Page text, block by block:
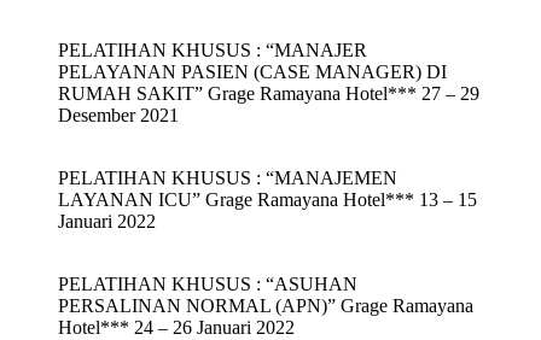
PELATIHAN KHUSUS : “MANAJER
PELAYANAN PASIEN (CASE MANAGER) DI
RUMAH SAKIT” Grage Ramayana Hotel*** 27 – 29
Desember 2021
PELATIHAN KHUSUS : “MANAJEMEN
LAYANAN ICU” Grage Ramayana Hotel*** 13 – 15
Januari 2022
PELATIHAN KHUSUS : “ASUHAN
PERSALINAN NORMAL (APN)” Grage Ramayana
Hotel*** 24 – 26 Januari 2022